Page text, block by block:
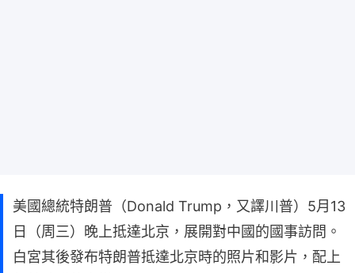
美國總統特朗普（Donald Trump，又譯川普）5月13
日（周三）晚上抵達北京，展開對中國的國事訪問。
白宮其後發布特朗普抵達北京時的照片和影片，配上